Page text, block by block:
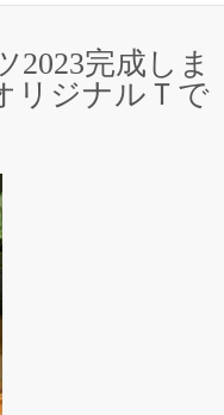
2023完成しま
リジナルＴで